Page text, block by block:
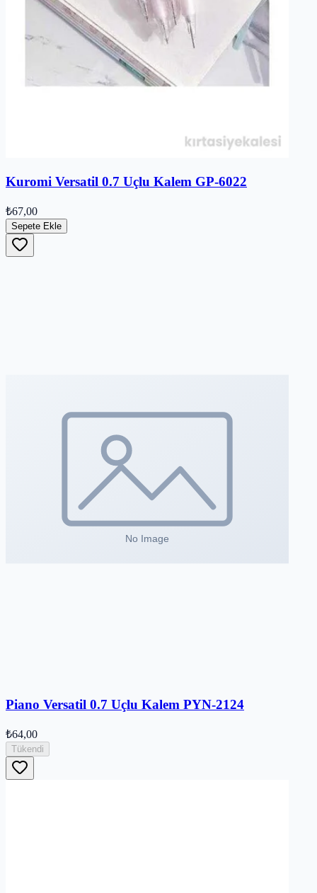
Kuromi Versatil 0.7 Uçlu Kalem GP-6022
₺67,00
Sepete Ekle
Piano Versatil 0.7 Uçlu Kalem PYN-2124
₺64,00
Tükendi